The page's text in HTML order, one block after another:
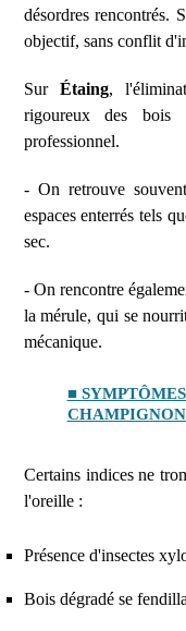
désordres rencontrés.
objectif, sans conflit
Sur Étaing,
rigoureux des
professionnel.
- On retrouve
espaces enterrés tels
sec.
- On rencontre
la mérule, qui se
mécanique.
■
Certains indices ne
l'oreille :
Présence d'insectes
Bois dégradé se